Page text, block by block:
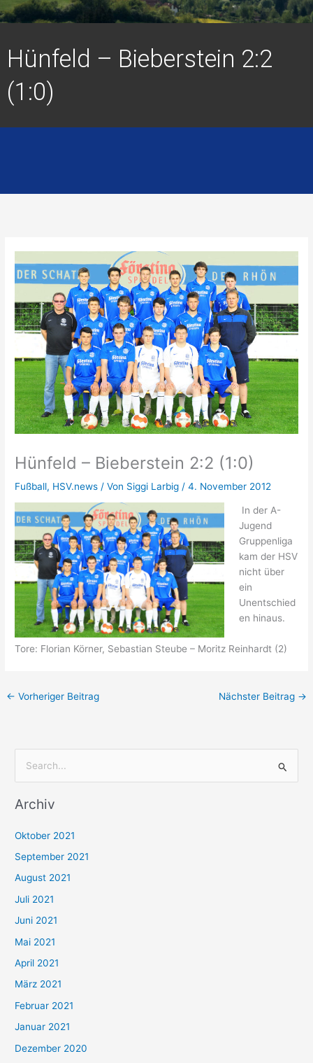
Hünfeld – Bieberstein 2:2
(1:0)
Hünfeld – Bieberstein 2:2 (1:0)
Fußball, HSV.news / Von Siggi Larbig /4. November 2012
In der A-
Jugend
Gruppenliga
kam der HSV
nicht über
ein
Unentschied
en hinaus.
Tore: Florian Körner, Sebastian Steube – Moritz Reinhardt (2)
← Vorheriger Beitrag Nächster Beitrag →
c
n
n
a
c
h
:
Archiv
Oktober 2021
September 2021
August 2021
Juli 2021
Juni 2021
Mai 2021
April 2021
März 2021
Februar 2021
Januar 2021
Dezember 2020